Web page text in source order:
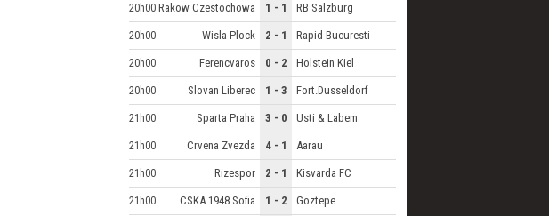
20h00 Rakow Czestochowa 1 - 1 RB Salzburg
20h00 Wisla Plock 2 - 1 Rapid Bucuresti
20h00 Ferencvaros 0 - 2 Holstein Kiel
20h00 Slovan Liberec 1 - 3 Fort.Dusseldorf
21h00 Sparta Praha 3 - 0 Usti & Labem
21h00 Crvena Zvezda 4 - 1 Aarau
21h00 Rizespor 2 - 1 Kisvarda FC
21h00 CSKA 1948 Sofia 1 - 2 Goztepe